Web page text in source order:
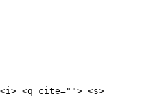
<q cite=""> <s>